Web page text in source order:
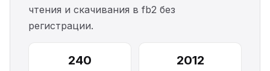
чтения и скачивания в fb2 без
регистрации.
240 2012